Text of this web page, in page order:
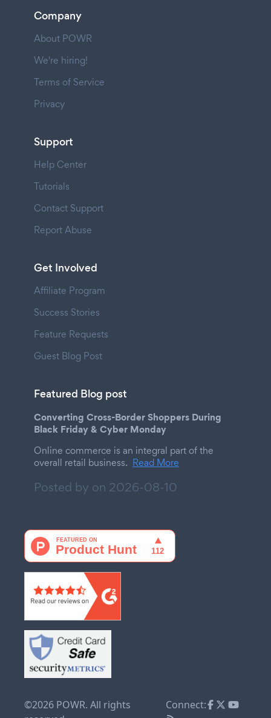
Company
About POWR
We're hiring!
Terms of Service
Privacy
Support
Help Center
Tutorials
Contact Support
Report Abuse
Get Involved
Affiliate Program
Success Stories
Feature Requests
Guest Blog Post
Featured Blog post
Converting Cross-Border Shoppers During
Black Friday & Cyber Monday
Online commerce is an integral part of the
overall retail business. Read More
Posted by on 2026-08-10
©2026 POWR. All rights
Connect: